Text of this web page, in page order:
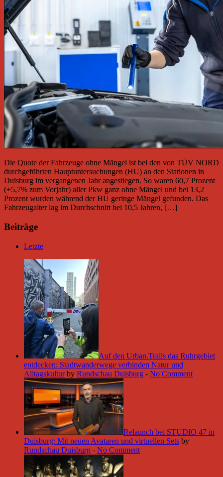
Die Quote der Fahrzeuge ohne Mängel ist bei den von TÜV NORD
durchgeführten Hauptuntersuchungen (HU) an den Stationen in
Duisburg im vergangenen Jahr angestiegen. So waren 60,7 Prozent
(+5,7% zum Vorjahr) aller Pkw ganz ohne Mängel und bei 13,2
Prozent wurden während der HU geringe Mängel gefunden. Das
Fahrzeugalter lag im Durchschnitt bei 10,5 Jahren, […]
Beiträge
Letzte
Auf den Urban.Trails das Ruhrgebiet
entdecken: Stadtwanderwege verbinden Natur und
Alltagskultur by Rundschau Duisburg - No Comment
Relaunch bei STUDIO 47 in
Duisburg: Mit neuen Avataren und virtuellen Sets by
Rundschau Duisburg - No Comment